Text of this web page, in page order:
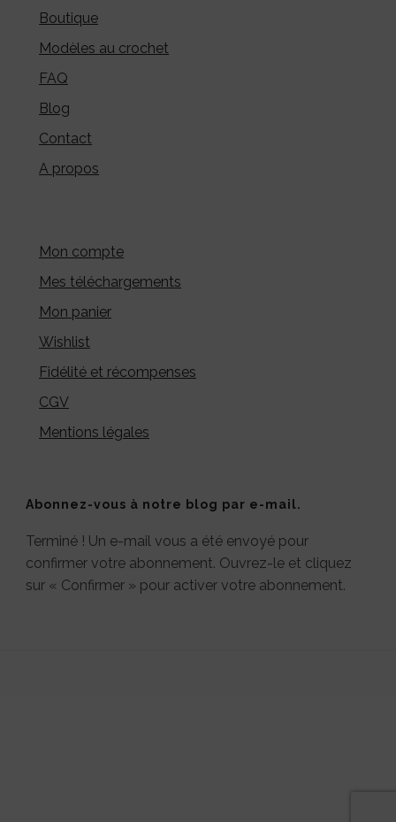
Boutique
Modèles au crochet
FAQ
Blog
Contact
A propos
Mon compte
Mes téléchargements
Mon panier
Wishlist
Fidélité et récompenses
CGV
Mentions légales
Abonnez-vous à notre blog par e-mail.
Terminé ! Un e-mail vous a été envoyé pour
confirmer votre abonnement. Ouvrez-le et cliquez
sur « Confirmer » pour activer votre abonnement.